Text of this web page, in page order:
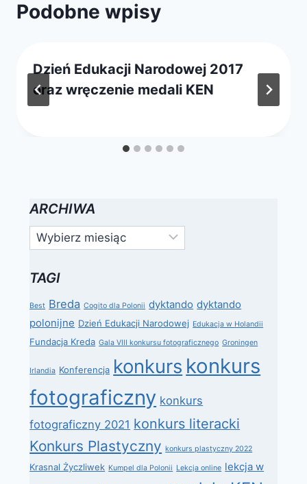
Podobne wpisy
Dzień Edukacji Narodowej 2017
oraz wręczenie medali KEN
ARCHIWA
Archiwa
TAGI
Best Breda Cogito dla Polonii dyktando dyktando
polonijne Dzień Edukacji Narodowej Edukacja w Holandii
Fundacja Kreda Gala VIII konkursu fotograficznego Groningen
Irlandia Konferencja konkurs konkurs
fotograficzny konkurs
fotograficzny 2021 konkurs literacki
Konkurs Plastyczny konkurs plastyczny 2022
Krasnal Życzliwek Kumpel dla Polonii Lekcja online lekcja w